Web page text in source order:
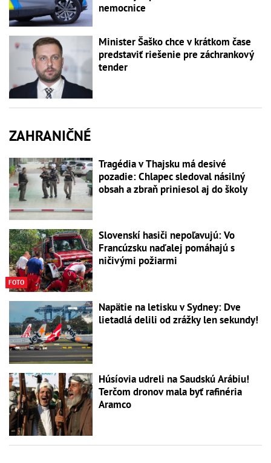
nemocnice
Minister Šaško chce v krátkom čase
predstaviť riešenie pre záchrankový
tender
ZAHRANIČNÉ
Tragédia v Thajsku má desivé
pozadie: Chlapec sledoval násilný
obsah a zbraň priniesol aj do školy
FOTO
Slovenskí hasiči nepoľavujú: Vo
Francúzsku naďalej pomáhajú s
ničivými požiarmi
Napätie na letisku v Sydney: Dve
lietadlá delili od zrážky len sekundy!
Húsíovia udreli na Saudskú Arábiu!
Terčom dronov mala byť rafinéria
Aramco